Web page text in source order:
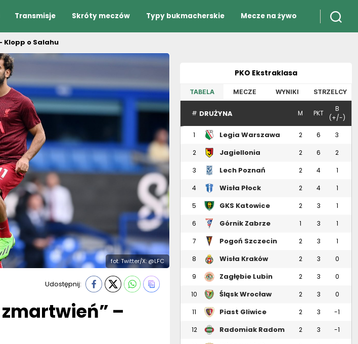
Transmisje Skróty meczów Typy bukmacherskie Mecze na żywo
Klopp o Salahu
fot. Twitter/X: @LFC
Udostępnij:
–
PKO Ekstraklasa
TABELA MECZE WYNIKI STRZELCY
# DRUŻYNA M PKT
B
(+/-)
1
Legia Warszawa 2 6 3
2
Jagiellonia
2 6 2
3 Lech Poznań 2 4 1
4 Wisła Płock 2 4 1
5 GKS Katowice 2 3 1
6 Górnik Zabrze 1 3 1
7 Pogoń Szczecin 2 3 1
8 Wisła Kraków 2 3 0
9 Zagłębie Lubin 2 3 0
10 Śląsk Wrocław 2 3 0
11 Piast Gliwice 2 3 -1
12 Radomiak Radom 2 3 -1